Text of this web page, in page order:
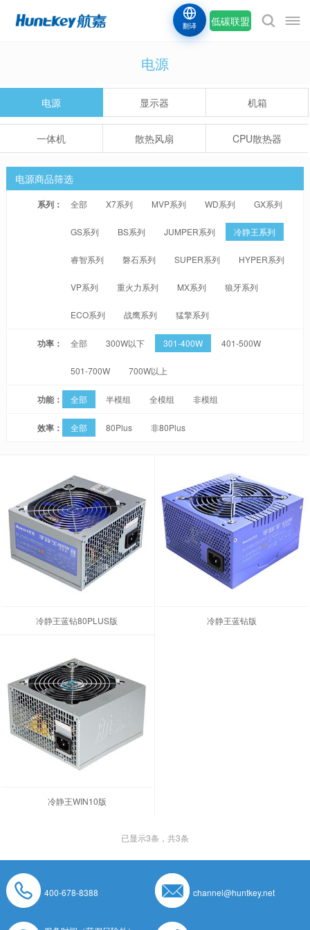
低碳联盟
翻译
电源
电源 显示器 机箱
一体机 散热风扇 CPU散热器
电源商品筛选
系列： 全部 X7系列 MVP系列 WD系列 GX系列
GS系列 BS系列 JUMPER系列 冷静王系列
睿智系列 磐石系列 SUPER系列 HYPER系列
VP系列 重火力系列 MX系列 狼牙系列
ECO系列 战鹰系列 猛擎系列
功率： 全部 300W以下 301-400W 401-500W
501-700W 700W以上
功能： 全部 半模组 全模组 非模组
效率： 全部 80Plus 非80Plus
冷静王蓝钻80PLUS版 冷静王蓝钻版
冷静王WIN10版
已显示3条，共3条
400-678-8388 channel@huntkey.net